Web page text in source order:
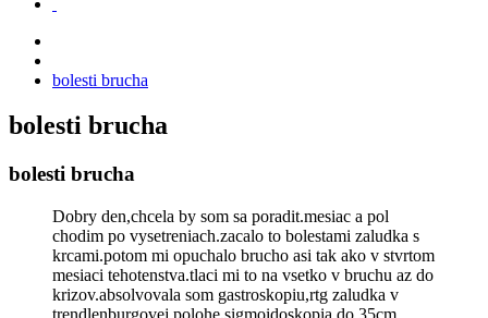
bolesti brucha
bolesti brucha
bolesti brucha
Dobry den,chcela by som sa poradit.mesiac a pol
chodim po vysetreniach.zacalo to bolestami zaludka s
krcami.potom mi opuchalo brucho asi tak ako v stvrtom
mesiaci tehotenstva.tlaci mi to na vsetko v bruchu az do
krizov.absolvovala som gastroskopiu,rtg zaludka v
trendlenburgovej polohe,sigmoidoskopia do 35cm